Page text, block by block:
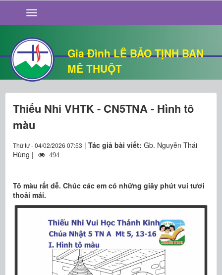
Gia Đình LÊ BẢO TỊNH BAN
MÊ THUỘT
GIỚI THIỆU
TIN TỨC
SỐNG ĐẠO
CHUYỆN NHÀ
QUÁN VĂN
THƯ GIÃN
Thiếu Nhi VHTK - CN5TNA - Hình tô
màu
Thứ tư - 04/02/2026 07:53 | Tác giả bài viết: Gb. Nguyễn Thái
Hùng |
494
Tô màu rất dễ. Chúc các em có những giây phút vui tươi
thoải mái.